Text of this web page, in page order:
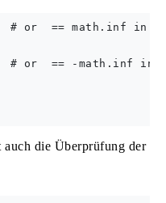
or  == math.inf in
or  == -math.inf in
die Überprüfung der